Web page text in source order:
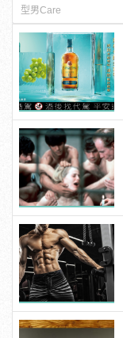
型男Care